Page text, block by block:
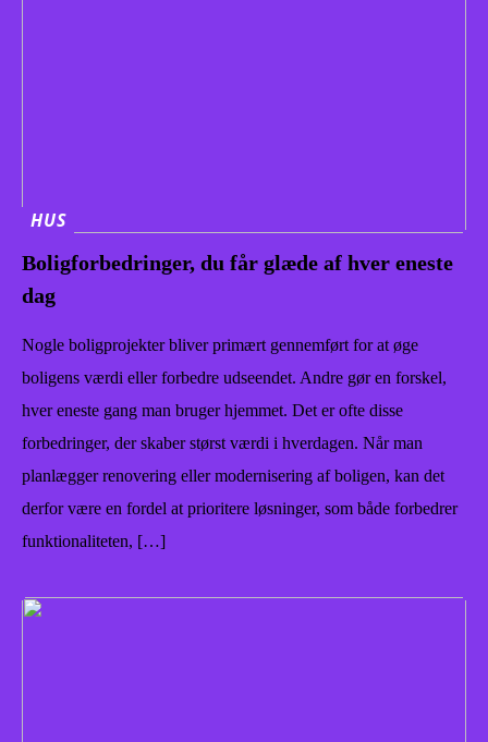
HUS
Boligforbedringer, du får glæde af hver eneste
dag
Nogle boligprojekter bliver primært gennemført for at øge
boligens værdi eller forbedre udseendet. Andre gør en forskel,
hver eneste gang man bruger hjemmet. Det er ofte disse
forbedringer, der skaber størst værdi i hverdagen. Når man
planlægger renovering eller modernisering af boligen, kan det
derfor være en fordel at prioritere løsninger, som både forbedrer
funktionaliteten, […]